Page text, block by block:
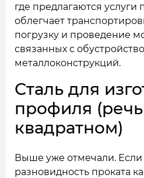
где предлагаются услуги
облегчает
погрузку и проведение
связанных с
металлоконструкций.
Сталь для
профиля
квадратном)
Выше уже отмечали. Если
разновидность проката